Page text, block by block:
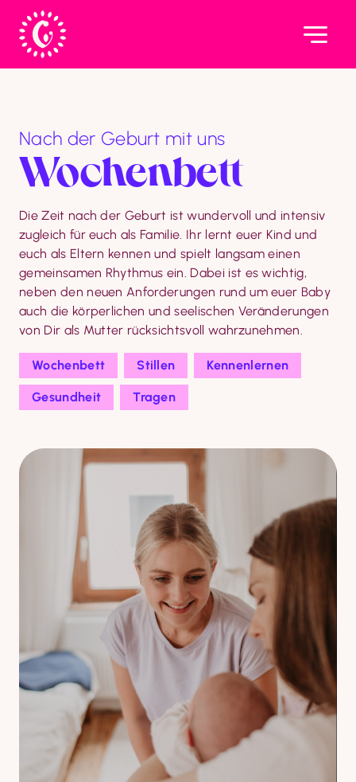
Nach der Geburt mit uns
Wochenbett­
Die Zeit nach der Geburt ist wundervoll und intensiv
zugleich für euch als Familie. Ihr lernt euer Kind und
euch als Eltern kennen und spielt langsam einen
gemeinsamen Rhythmus ein. Dabei ist es wichtig,
neben den neuen Anforderungen rund um euer Baby
auch die körperlichen und seelischen Veränderungen
von Dir als Mutter rücksichtsvoll wahrzunehmen.
Wochenbett Stillen Kennenlernen
Gesundheit Tragen